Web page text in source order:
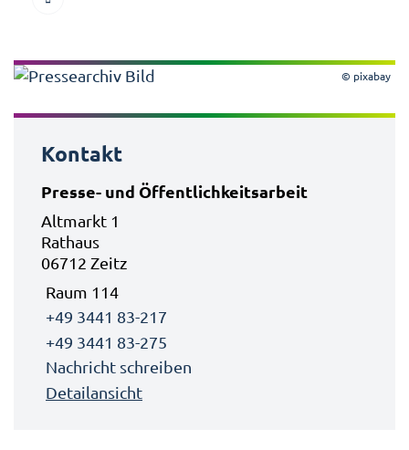
© pixabay
Kontakt
Presse- und Öffentlichkeitsarbeit
Altmarkt 1
Rathaus
06712 Zeitz
Raum 114
+49 3441 83-217
+49 3441 83-275
Nachricht schreiben
Detailansicht